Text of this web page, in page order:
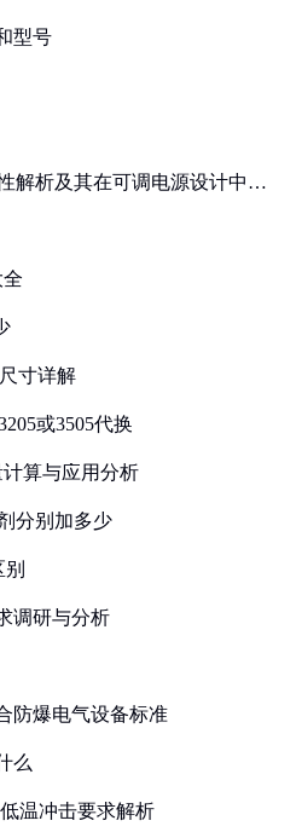
型号
解析及其在可调电源设计中的
寸详解
或3505代换
算与应用分析
分别加多少
调研与分析
防爆电气设备标准
么
温冲击要求解析